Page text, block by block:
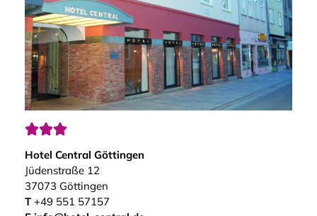

Hotel Central Göttingen
Jüdenstraße 12
37073 Göttingen
T+49 551 57157